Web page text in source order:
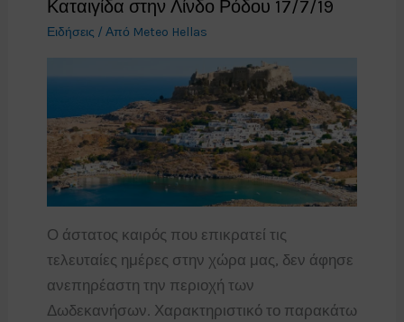
Καταιγίδα στην Λίνδο Ρόδου 17/7/19
Ειδήσεις / Από Meteo Hellas
Ο άστατος καιρός που επικρατεί τις
τελευταίες ημέρες στην χώρα μας, δεν άφησε
ανεπηρέαστη την περιοχή των
Δωδεκανήσων. Χαρακτηριστικό το παρακάτω